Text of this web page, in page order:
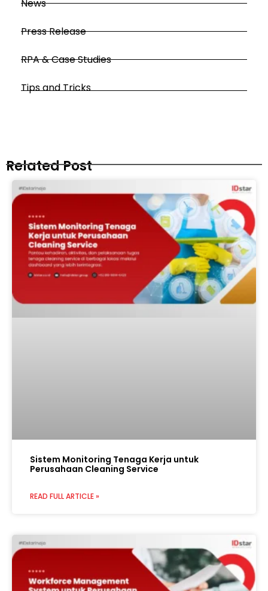
News
Press Release
RPA & Case Studies
Tips and Tricks
Related Post
Sistem Monitoring Tenaga Kerja untuk
Perusahaan Cleaning Service
READ FULL ARTICLE »